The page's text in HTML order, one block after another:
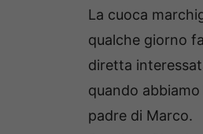
La cuoca
qualche giorno
diretta
quando
padre di Marco.